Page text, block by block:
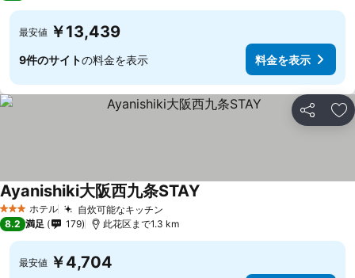
最安値 ￥13,439
9件のサイトの料金を表示 料金を表示
シェア お
3 ホテルのランク
ホテル 自炊可能なキッチン
Ayanishiki大阪西九条STAY
8.2 満足 179 此花区まで1.3 km
最安値 ￥4,704